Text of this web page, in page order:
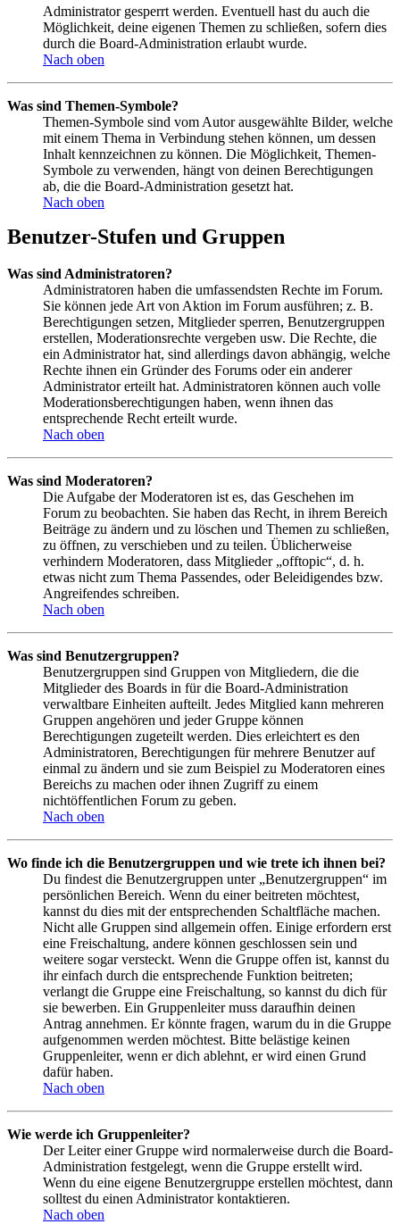
Administrator gesperrt werden. Eventuell hast du auch die
Möglichkeit, deine eigenen Themen zu schließen, sofern dies
durch die Board-Administration erlaubt wurde.
Nach oben
Was sind Themen-Symbole?
Themen-Symbole sind vom Autor ausgewählte Bilder, welche
mit einem Thema in Verbindung stehen können, um dessen
Inhalt kennzeichnen zu können. Die Möglichkeit, Themen-
Symbole zu verwenden, hängt von deinen Berechtigungen
ab, die die Board-Administration gesetzt hat.
Nach oben
Benutzer-Stufen und Gruppen
Was sind Administratoren?
Administratoren haben die umfassendsten Rechte im Forum.
Sie können jede Art von Aktion im Forum ausführen; z. B.
Berechtigungen setzen, Mitglieder sperren, Benutzergruppen
erstellen, Moderationsrechte vergeben usw. Die Rechte, die
ein Administrator hat, sind allerdings davon abhängig, welche
Rechte ihnen ein Gründer des Forums oder ein anderer
Administrator erteilt hat. Administratoren können auch volle
Moderationsberechtigungen haben, wenn ihnen das
entsprechende Recht erteilt wurde.
Nach oben
Was sind Moderatoren?
Die Aufgabe der Moderatoren ist es, das Geschehen im
Forum zu beobachten. Sie haben das Recht, in ihrem Bereich
Beiträge zu ändern und zu löschen und Themen zu schließen,
zu öffnen, zu verschieben und zu teilen. Üblicherweise
verhindern Moderatoren, dass Mitglieder „offtopic“, d. h.
etwas nicht zum Thema Passendes, oder Beleidigendes bzw.
Angreifendes schreiben.
Nach oben
Was sind Benutzergruppen?
Benutzergruppen sind Gruppen von Mitgliedern, die die
Mitglieder des Boards in für die Board-Administration
verwaltbare Einheiten aufteilt. Jedes Mitglied kann mehreren
Gruppen angehören und jeder Gruppe können
Berechtigungen zugeteilt werden. Dies erleichtert es den
Administratoren, Berechtigungen für mehrere Benutzer auf
einmal zu ändern und sie zum Beispiel zu Moderatoren eines
Bereichs zu machen oder ihnen Zugriff zu einem
nichtöffentlichen Forum zu geben.
Nach oben
Wo finde ich die Benutzergruppen und wie trete ich ihnen bei?
Du findest die Benutzergruppen unter „Benutzergruppen“ im
persönlichen Bereich. Wenn du einer beitreten möchtest,
kannst du dies mit der entsprechenden Schaltfläche machen.
Nicht alle Gruppen sind allgemein offen. Einige erfordern erst
eine Freischaltung, andere können geschlossen sein und
weitere sogar versteckt. Wenn die Gruppe offen ist, kannst du
ihr einfach durch die entsprechende Funktion beitreten;
verlangt die Gruppe eine Freischaltung, so kannst du dich für
sie bewerben. Ein Gruppenleiter muss daraufhin deinen
Antrag annehmen. Er könnte fragen, warum du in die Gruppe
aufgenommen werden möchtest. Bitte belästige keinen
Gruppenleiter, wenn er dich ablehnt, er wird einen Grund
dafür haben.
Nach oben
Wie werde ich Gruppenleiter?
Der Leiter einer Gruppe wird normalerweise durch die Board-
Administration festgelegt, wenn die Gruppe erstellt wird.
Wenn du eine eigene Benutzergruppe erstellen möchtest, dann
solltest du einen Administrator kontaktieren.
Nach oben